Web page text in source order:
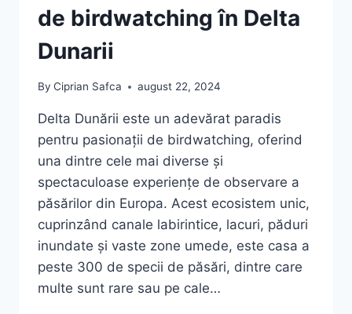
de birdwatching în Delta
Dunarii
By Ciprian Safca august 22, 2024
Delta Dunării este un adevărat paradis
pentru pasionații de birdwatching, oferind
una dintre cele mai diverse și
spectaculoase experiențe de observare a
păsărilor din Europa. Acest ecosistem unic,
cuprinzând canale labirintice, lacuri, păduri
inundate și vaste zone umede, este casa a
peste 300 de specii de păsări, dintre care
multe sunt rare sau pe cale…